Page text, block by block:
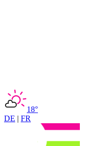
18°
DE | FR